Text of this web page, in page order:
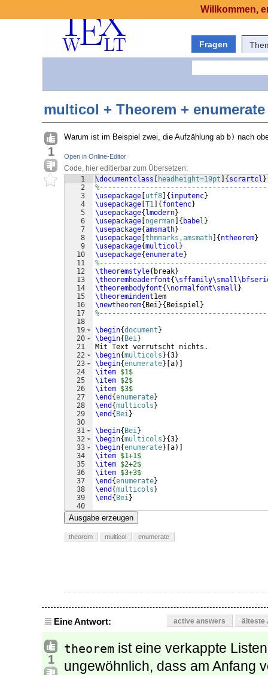
Fragen
multicol + Theorem +
1
Warum ist im Beispiel zwei, die Aufzählung ab b) nach
Open in Online-Editor
Code, hier editierbar zum Übersetzen:
1
2
3
4
5
6
7
8
9
10
11
12
13
14
15
16
17
18
19
20
21
22
23
24
25
26
27
28
29
30
31
32
33
34
35
36
37
38
39
40
41
\documentclass headheight=19pt { scrartcl }
\usepackage utf8 { inputenc}
\usepackage T1 { fontenc}
\usepackage{ lmodern}
\usepackage ngerman { babel }
\usepackage{amsmath}
\usepackage thmmarks,amsmath { ntheorem}
\usepackage{multicol }
\usepackage{enumerate}
\theoremstyle{ break}
\theoremheaderfont{
\theorembodyfont{\normalfont\small }
\theoremindent1em
\newtheorem{ Bei}{ Beispiel }
\begin{document }
\begin{ Bei}
Mit Text verrutscht nichts.
\begin{multicols }{3}
\begin{enumerate} a)]
\item $1$
\item $2$
\item $3$
\end {enumerate}
\end {multicols }
\end { Bei}
\begin{ Bei}
\begin{multicols }{3}
\begin{enumerate} a)]
\item $1+1$
\item $2+2$
\item $3+3$
\end {enumerate}
\end {multicols }
\end { Bei}
\end{document
Ausgabe erzeugen
theorem multicol enumerate
Eine Antwort: active answers älteste
1
theorem ist eine verkappte
ungewöhnlich, dass am Anfang
Willkommen,